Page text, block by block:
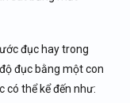
đục hay trong
đục bằng một con
có thể kể đến như: